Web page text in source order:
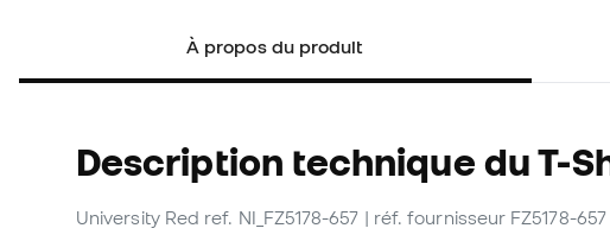
À propos du produit
Description technique du T-
University Red ref. NI_FZ5178-657 | réf. fournisseur FZ5178-657